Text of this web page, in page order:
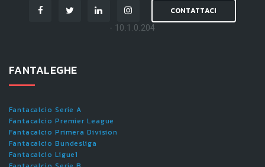
CONTATTACI
- 10.1.0.204
FANTALEGHE
Fantacalcio Serie A
Fantacalcio Premier League
Fantacalcio Primera Division
Fantacalcio Bundesliga
Fantacalcio Ligue1